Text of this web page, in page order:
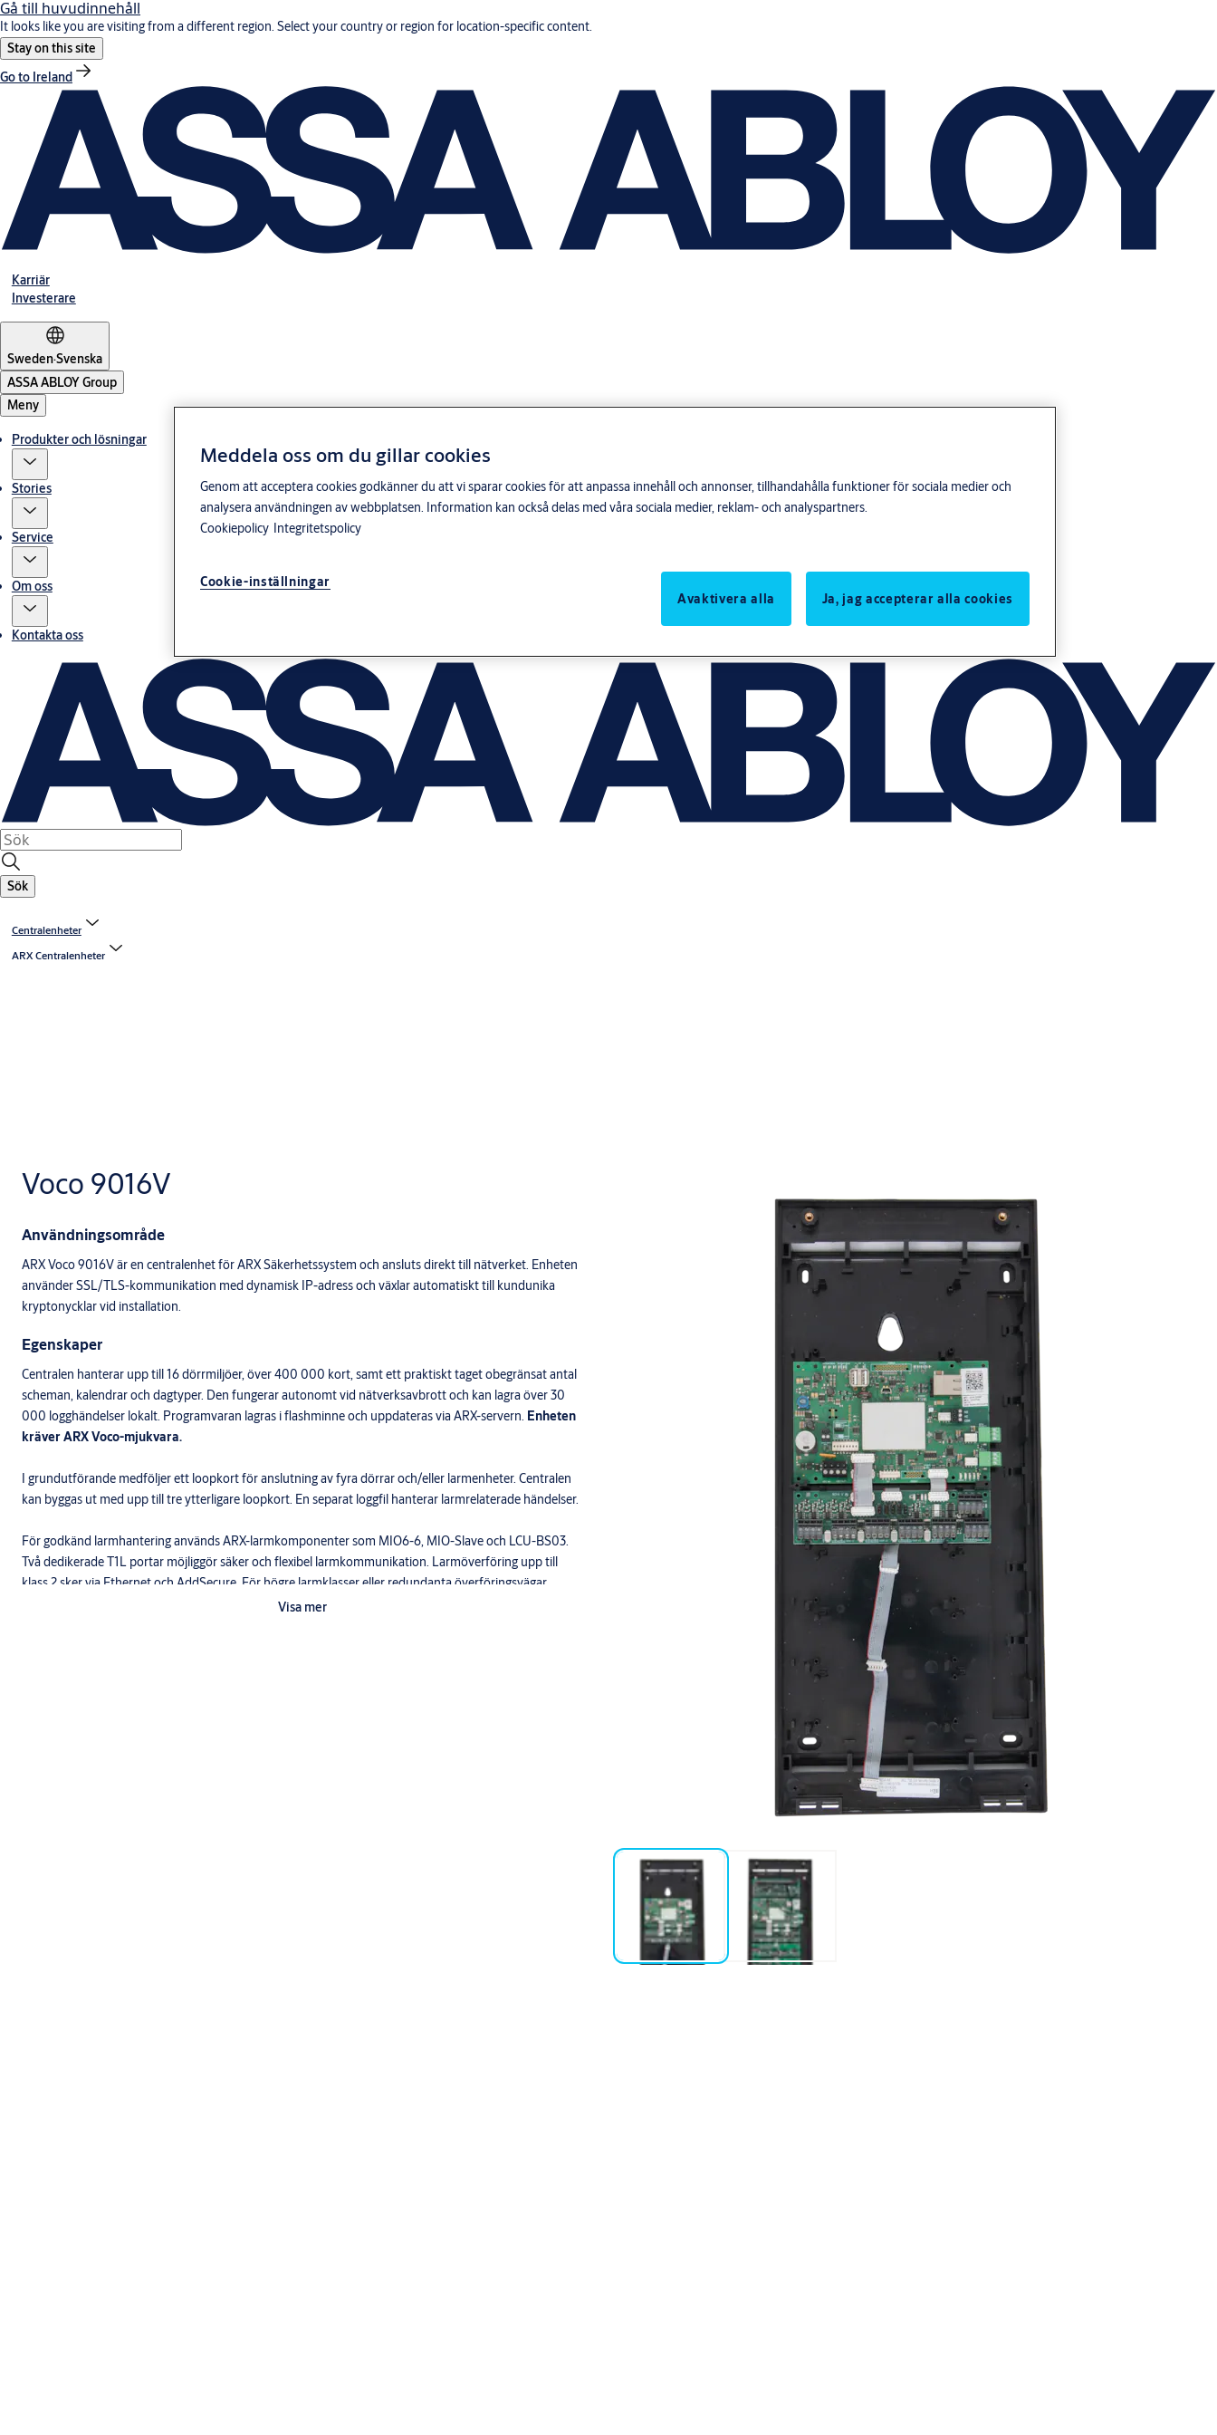
Gå till huvudinnehåll
It looks like you are visiting from a different region. Select your country or region for location-specific content.
Stay on this site
Go to Ireland
Karriär
Investerare
Sweden·Svenska
ASSA ABLOY Group
Meny
Produkter och lösningar
Stories
Service
Om oss
Kontakta oss
Sök
Centralenheter
ARX Centralenheter
Voco 9016V
Användningsområde
ARX Voco 9016V är en centralenhet för ARX Säkerhetssystem och ansluts direkt till nätverket. Enheten
använder SSL/TLS-kommunikation med dynamisk IP-adress och växlar automatiskt till kundunika
kryptonycklar vid installation.
Egenskaper
Centralen hanterar upp till 16 dörrmiljöer, över 400 000 kort, samt ett praktiskt taget obegränsat antal
scheman, kalendrar och dagtyper. Den fungerar autonomt vid nätverksavbrott och kan lagra över 30
000 logghändelser lokalt. Programvaran lagras i flashminne och uppdateras via ARX-servern. Enheten
kräver ARX Voco-mjukvara.
I grundutförande medföljer ett loopkort för anslutning av fyra dörrar och/eller larmenheter. Centralen
kan byggas ut med upp till tre ytterligare loopkort. En separat loggfil hanterar larmrelaterade händelser.
För godkänd larmhantering används ARX-larmkomponenter som MIO6-6, MIO-Slave och LCU-BS03.
Två dedikerade T1L portar möjliggör säker och flexibel larmkommunikation. Larmöverföring upp till
klass 2 sker via Ethernet och AddSecure. För högre larmklasser eller redundanta överföringsvägar
används ARX Communicator som integrerad larmsändare.
Visa mer
Meddela oss om du gillar cookies
Genom att acceptera cookies godkänner du att vi sparar cookies för att anpassa innehåll och annonser, tillhandahålla funktioner för sociala medier och
analysera användningen av webbplatsen. Information kan också delas med våra sociala medier, reklam- och analyspartners.
Cookiepolicy Integritetspolicy
Cookie-inställningar
Avaktivera alla
Ja, jag accepterar alla cookies